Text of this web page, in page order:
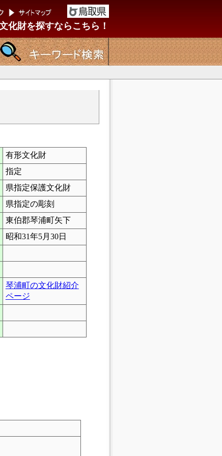
化財を探すならこちら！
有形文化財
指定
県指定保護文化財
県指定の彫刻
東伯郡琴浦町矢下
昭和31年5月30日
琴浦町の文化財紹介
ページ